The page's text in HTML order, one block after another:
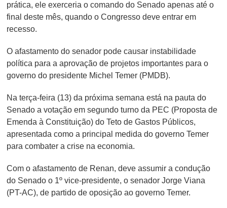
prática, ele exerceria o comando do Senado apenas até o
final deste mês, quando o Congresso deve entrar em
recesso.
O afastamento do senador pode causar instabilidade
política para a aprovação de projetos importantes para o
governo do presidente Michel Temer (PMDB).
Na terça-feira (13) da próxima semana está na pauta do
Senado a votação em segundo turno da PEC (Proposta de
Emenda à Constituição) do Teto de Gastos Públicos,
apresentada como a principal medida do governo Temer
para combater a crise na economia.
Com o afastamento de Renan, deve assumir a condução
do Senado o 1º vice-presidente, o senador Jorge Viana
(PT-AC), de partido de oposição ao governo Temer.